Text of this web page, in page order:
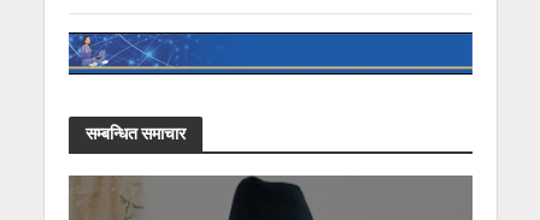
सम्बन्धित समाचार